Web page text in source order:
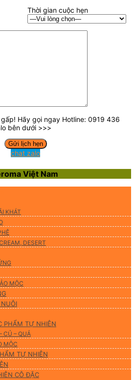
Thời gian cuộc hẹn
Hãy gọi ngay Hotline: 0919 436
bên dưới >>>
chat zalo
Việt Nam
KHÁT
DESERT
MỘC
PHẨM TỰ NHIÊN
CỦ – QUẢ
MỘC
TỰ NHIÊN
CÔ ĐẶC